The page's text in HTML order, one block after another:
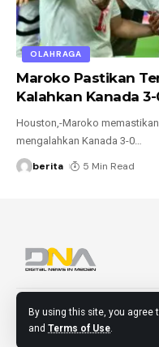
By using this site, you agree
and Terms of Use.
OLAHRAGA
Maroko Pastikan
Kalahkan Kanada 3-
Houston,-Maroko
mengalahkan Kanada 3-0
berita 5 Min Read
© 2023 DNA
About Contact